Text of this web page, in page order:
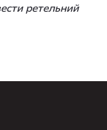
ретельний